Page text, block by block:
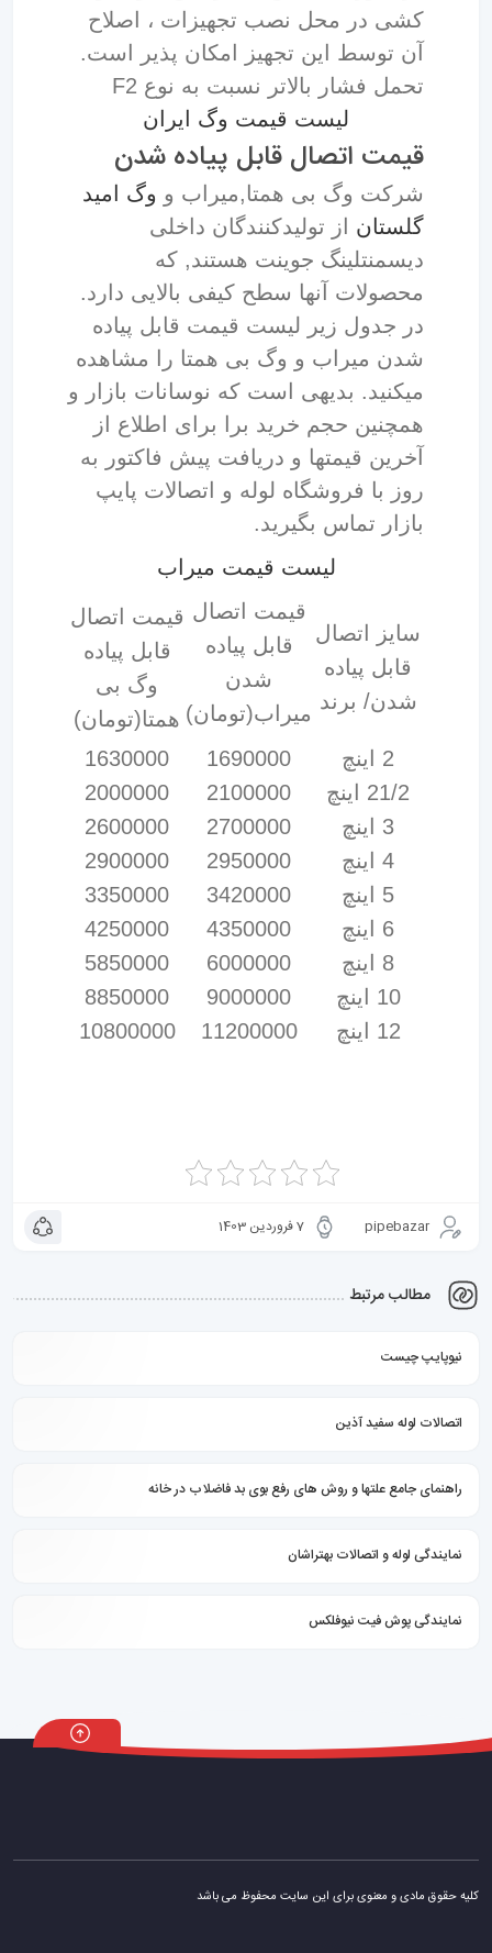
کشی در محل نصب تجهیزات ، اصلاح
آن توسط این تجهیز امکان پذیر است.
تحمل فشار بالاتر نسبت به نوع F2
لیست قیمت وگ ایران
قیمت اتصال قابل پیاده شدن
شرکت وگ بی همتا,میراب و وگ امید
گلستان از تولیدکنندگان داخلی
دیسمنتلینگ جوینت هستند, که
محصولات آنها سطح کیفی بالایی دارد.
در جدول زیر لیست قیمت قابل پیاده
شدن میراب و وگ بی همتا را مشاهده
میکنید. بدیهی است که نوسانات بازار و
همچنین حجم خرید برا برای اطلاع از
آخرین قیمتها و دریافت پیش فاکتور به
روز با فروشگاه لوله و اتصالات پایپ
بازار تماس بگیرید.
لیست قیمت میراب
سایز اتصال
قابل پیاده
شدن/ برند
قیمت اتصال
قابل پیاده
شدن
میراب(تومان)
قیمت اتصال
قابل پیاده
وگ بی
همتا(تومان)
2 اینچ
1690000
1630000
21/2 اینچ
2100000
2000000
3 اینچ
2700000
2600000
4 اینچ
2950000
2900000
5 اینچ
3420000
3350000
6 اینچ
4350000
4250000
8 اینچ
6000000
5850000
10 اینچ
9000000
8850000
12 اینچ
11200000
10800000
pipebazar 7 فروردین 1403
مطالب مرتبط
نیوپایپ چیست
اتصالات لوله سفید آذین
راهنمای جامع علتها و روش های رفع بوی بد فاضلاب در خانه
نمایندگی لوله و اتصالات بهتراشان
نمایندگی پوش فیت نیوفلکس
کلیه حقوق مادی و معنوی برای این سایت محفوظ می باشد